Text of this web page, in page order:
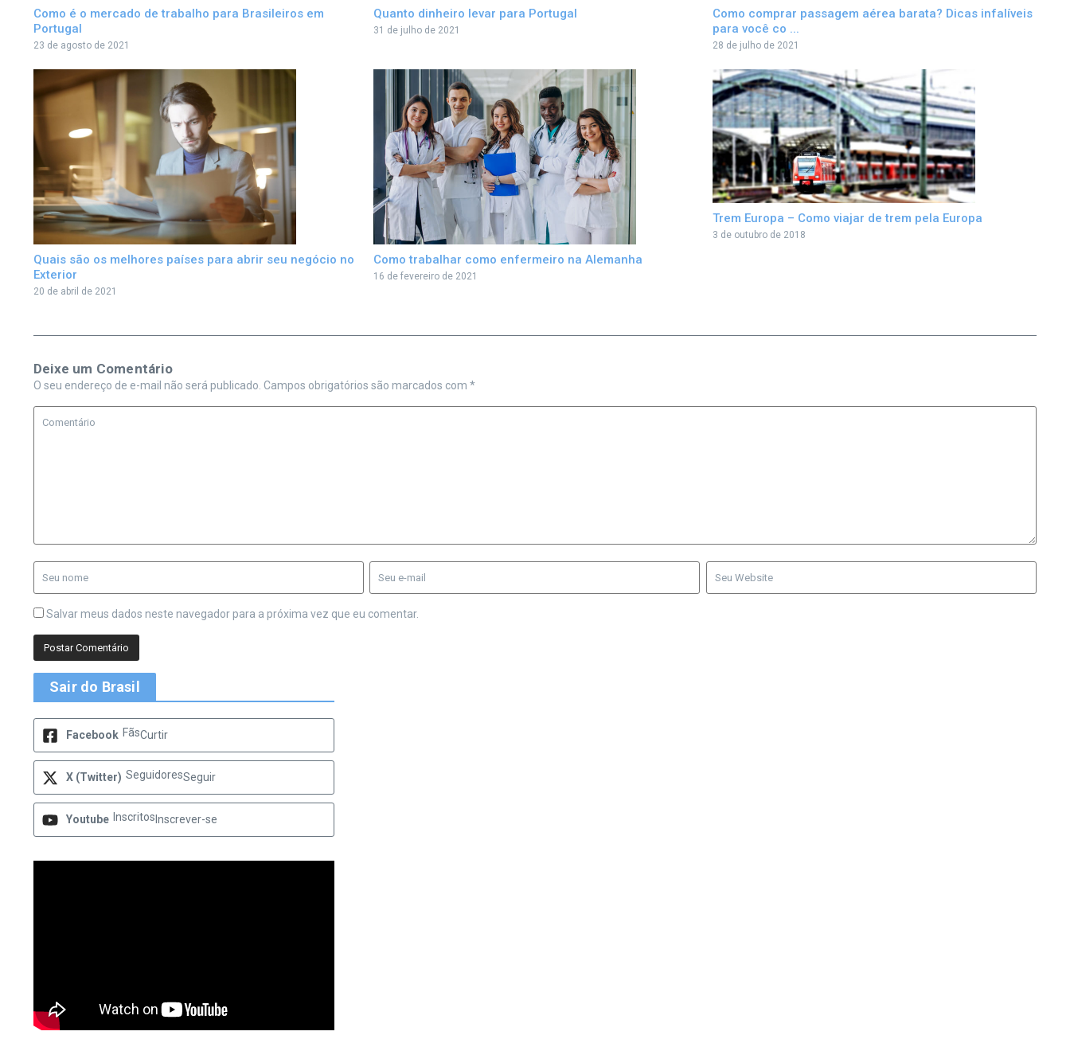
Como é o mercado de trabalho para Brasileiros em
Portugal
23 de agosto de 2021
Quanto dinheiro levar para Portugal
31 de julho de 2021
Como comprar passagem aérea barata? Dicas infalíveis
para você co ...
28 de julho de 2021
Quais são os melhores países para abrir seu negócio no
Exterior
20 de abril de 2021
Como trabalhar como enfermeiro na Alemanha
16 de fevereiro de 2021
Trem Europa – Como viajar de trem pela Europa
3 de outubro de 2018
Deixe um Comentário
O seu endereço de e-mail não será publicado. Campos obrigatórios são marcados com *
Salvar meus dados neste navegador para a próxima vez que eu comentar.
Sair do Brasil
Facebook FãsCurtir
X (Twitter) SeguidoresSeguir
Youtube Inscritos Inscrever-se